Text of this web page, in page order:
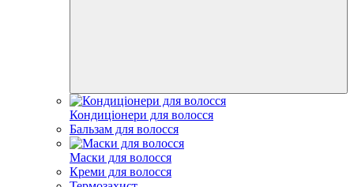
Кондиціонери для волосся
Бальзам для волосся
Маски для волосся
Креми для волосся